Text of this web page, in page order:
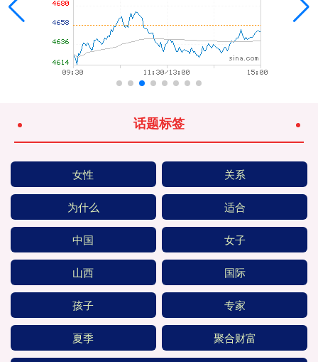
话题标签
女性 关系
为什么 适合
中国 女子
山西 国际
孩子 专家
夏季 聚合财富